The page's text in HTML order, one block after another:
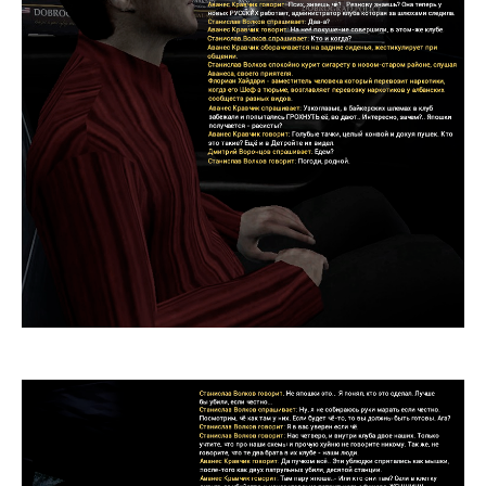
полицией, сегодня был проведён обыск его авто-
мастерской, там было найдено около 10
килограммов наркотических веществ, данные
продукты были найдены в грузовых машинах.
Третий, также связанный с ныне сказанными
группировками, впрочем сам является
гангстером - Давид Капллани, ранее уже отбывал
срок за преднамеренное убийство врага по
бизнесу Эрла Марроне. Все подозреваемые
ожидают суда, но Мы же всем понимаем что им
выйти сухими из ситуации невозможно.
2024.06.18 - Source: CNN